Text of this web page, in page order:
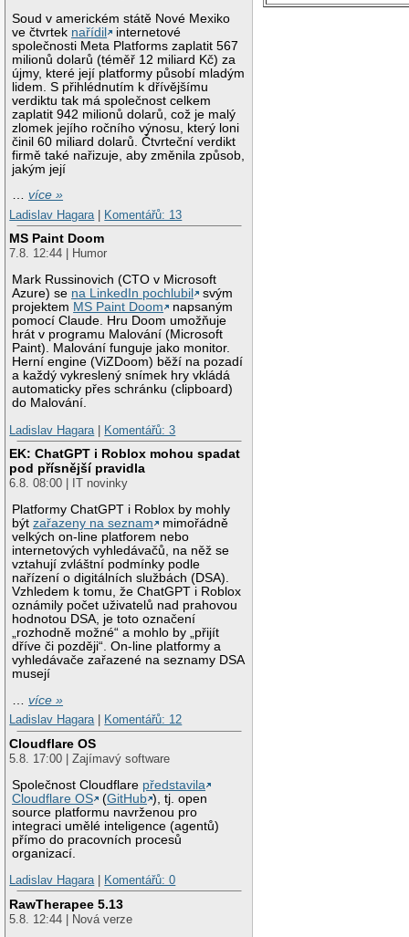
Soud v americkém státě Nové Mexiko
ve čtvrtek nařídil
internetové
společnosti Meta Platforms zaplatit 567
milionů dolarů (téměř 12 miliard Kč) za
újmy, které její platformy působí mladým
lidem. S přihlédnutím k dřívějšímu
verdiktu tak má společnost celkem
zaplatit 942 milionů dolarů, což je malý
zlomek jejího ročního výnosu, který loni
činil 60 miliard dolarů. Čtvrteční verdikt
firmě také nařizuje, aby změnila způsob,
jakým její
…více »
Ladislav Hagara
Komentářů: 13
MS Paint Doom
7.8. 12:44 | Humor
Mark Russinovich (CTO v Microsoft
Azure) se na LinkedIn pochlubil
svým
projektem MS Paint Doom
napsaným
pomocí Claude. Hru Doom umožňuje
hrát v programu Malování (Microsoft
Paint). Malování funguje jako monitor.
Herní engine (ViZDoom) běží na pozadí
a každý vykreslený snímek hry vkládá
automaticky přes schránku (clipboard)
do Malování.
Ladislav Hagara
Komentářů: 3
EK: ChatGPT i Roblox mohou spadat
pod přísnější pravidla
6.8. 08:00 | IT novinky
Platformy ChatGPT i Roblox by mohly
býtzařazeny na seznam
mimořádně
velkých on-line platforem nebo
internetových vyhledávačů, na něž se
vztahují zvláštní podmínky podle
nařízení o digitálních službách (DSA).
Vzhledem k tomu, že ChatGPT i Roblox
oznámily počet uživatelů nad prahovou
hodnotou DSA, je toto označení
„rozhodně možné“ a mohlo by „přijít
dříve či později“. On-line platformy a
vyhledávače zařazené na seznamy DSA
musejí
…více »
Ladislav Hagara| Komentářů: 12
Cloudflare OS
5.8. 17:00 | Zajímavý software
Společnost Cloudflare představila
Cloudflare OS
(GitHub ), tj. open
source platformu navrženou pro
integraci umělé inteligence (agentů)
přímo do pracovních procesů
organizací.
Ladislav Hagara| Komentářů: 0
RawTherapee 5.13
5.8. 12:44 | Nová verze